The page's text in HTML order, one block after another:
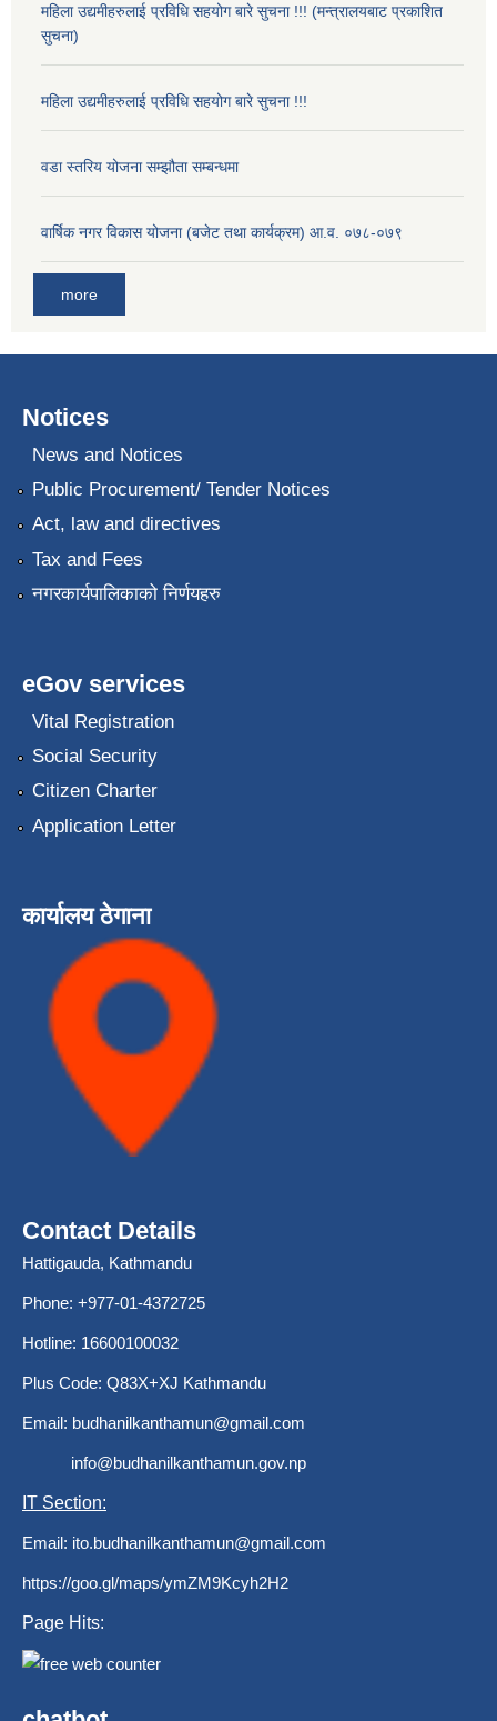
महिला उद्यमीहरुलाई प्रविधि सहयोग बारे सुचना !!! (मन्त्रालयबाट प्रकाशित
सुचना)
महिला उद्यमीहरुलाई प्रविधि सहयोग बारे सुचना !!!
वडा स्तरिय योजना सम्झौता सम्बन्धमा
वार्षिक नगर विकास योजना (बजेट तथा कार्यक्रम) आ.व. ०७८-०७९
more
Notices
News and Notices
Public Procurement/ Tender Notices
Act, law and directives
Tax and Fees
नगरकार्यपालिकाको निर्णयहरु
eGov services
Vital Registration
Social Security
Citizen Charter
Application Letter
कार्यालय ठेगाना
Contact Details
Hattigauda, Kathmandu
Phone: +977-01-4372725
Hotline: 16600100032
Plus Code: Q83X+XJ Kathmandu
Email: budhanilkanthamun@gmail.com
info@budhanilkanthamun.gov.np
IT Section:
Email: ito.budhanilkanthamun@gmail.com
https://goo.gl/maps/ymZM9Kcyh2H2
Page Hits: